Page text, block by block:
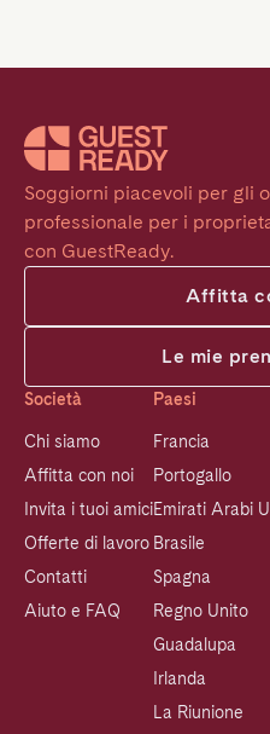
Soggiorni piacevoli per gli
professionale per i
con GuestReady.
Affitta
Le mie
Società
Chi siamo
Affitta con noi
Invita i tuoi amici
Offerte di lavoro
Contatti
Aiuto e FAQ
Paesi
Francia
Portogallo
Emirati Arabi
Brasile
Spagna
Regno Unito
Guadalupa
Irlanda
La Riunione